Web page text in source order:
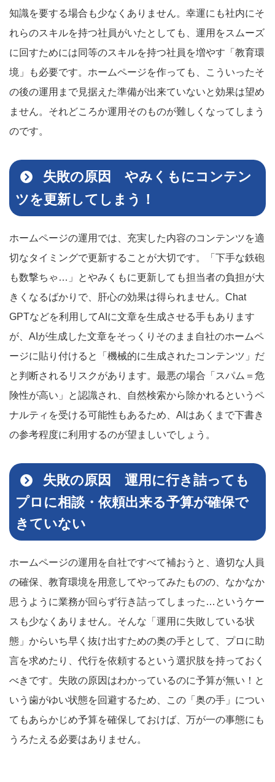
知識を要する場合も少なくありません。幸運にも社内にそ
れらのスキルを持つ社員がいたとしても、運用をスムーズ
に回すためには同等のスキルを持つ社員を増やす「教育環
境」も必要です。ホームページを作っても、こういったそ
の後の運用まで見据えた準備が出来ていないと効果は望め
ません。それどころか運用そのものが難しくなってしまう
のです。
失敗の原因 やみくもにコンテン
ツを更新してしまう！
ホームページの運用では、充実した内容のコンテンツを適
切なタイミングで更新することが大切です。「下手な鉄砲
も数撃ちゃ…」とやみくもに更新しても担当者の負担が大
きくなるばかりで、肝心の効果は得られません。Chat
GPTなどを利用してAIに文章を生成させる手もあります
が、AIが生成した文章をそっくりそのまま自社のホームペ
ージに貼り付けると「機械的に生成されたコンテンツ」だ
と判断されるリスクがあります。最悪の場合「スパム＝危
険性が高い」と認識され、自然検索から除かれるというペ
ナルティを受ける可能性もあるため、AIはあくまで下書き
の参考程度に利用するのが望ましいでしょう。
失敗の原因 運用に行き詰っても
プロに相談・依頼出来る予算が確保で
きていない
ホームページの運用を自社ですべて補おうと、適切な人員
の確保、教育環境を用意してやってみたものの、なかなか
思うように業務が回らず行き詰ってしまった…というケー
スも少なくありません。そんな「運用に失敗している状
態」からいち早く抜け出すための奥の手として、プロに助
言を求めたり、代行を依頼するという選択肢を持っておく
べきです。失敗の原因はわかっているのに予算が無い！と
いう歯がゆい状態を回避するため、この「奥の手」につい
てもあらかじめ予算を確保しておけば、万が一の事態にも
うろたえる必要はありません。